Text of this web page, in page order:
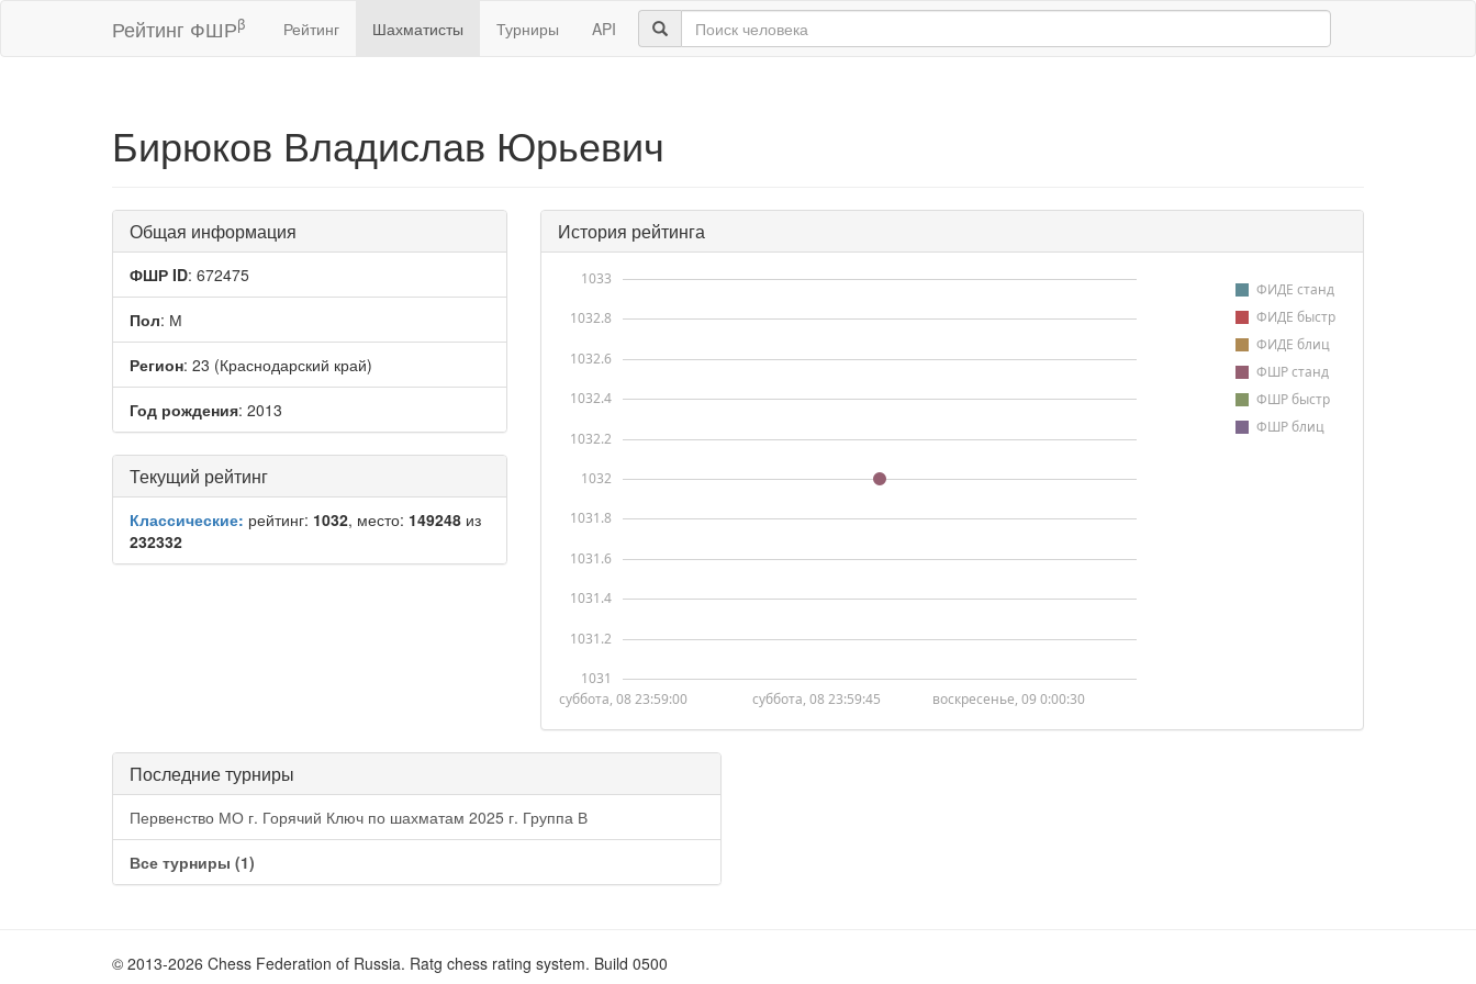
Рейтинг ФШРβ Рейтинг Шахматисты Турниры API
Бирюков Владислав Юрьевич
Общая информация
ФШР ID: 672475
Пол: М
Регион: 23 (Краснодарский край)
Год рождения: 2013
Текущий рейтинг
Классические: рейтинг: 1032, место: 149248 из
232332
История рейтинга
ФИДЕ станд
ФИДЕ быстр
ФИДЕ блиц
ФШР станд
ФШР быстр
ФШР блиц
суббота, 08 23:59:00 суббота, 08 23:59:45 воскресенье, 09 0:00:30
1031
1031.2
1031.4
1031.6
1031.8
1032
1032.2
1032.4
1032.6
1032.8
1033
Последние турниры
Первенство МО г. Горячий Ключ по шахматам 2025 г. Группа В
Все турниры (1)
© 2013-2026 Chess Federation of Russia. Ratg chess rating system. Build 0500